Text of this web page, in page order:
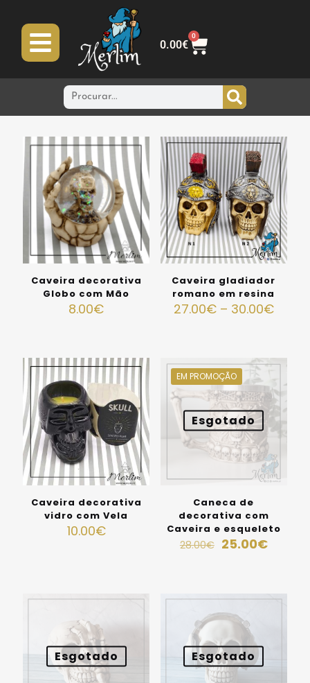
0.00€
0
Caveira decorativa
Globo com Mão
8.00€
Caveira gladiador
romano em resina
27.00€ – 30.00€
Caveira decorativa
vidro com Vela
10.00€
EM PROMOÇÃO
Esgotado
Caneca de
decorativa com
Caveira e esqueleto
28.00€ 25.00€
Esgotado Esgotado